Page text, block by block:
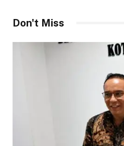
Don't Miss